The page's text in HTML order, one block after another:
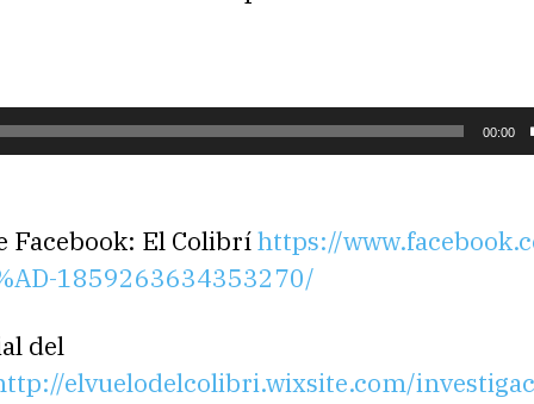
00:00
Facebook: El Colibríhttps://
1859263634353270/
del
elvuelodelcolibri.wixsite.com/